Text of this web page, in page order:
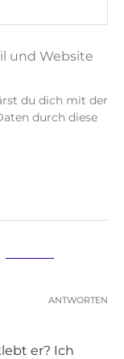
und Website
du dich mit der
durch diese
er? Ich
ANTWORTEN